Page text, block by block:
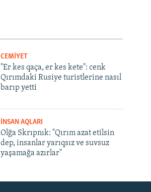
CEMİYET
"Er kes qaça, er kes kete": cenk
Qırımdaki Rusiye turistlerine nasıl
barıp yetti
İNSAN AQLARI
Olğa Skrıpnık: "Qırım azat etilsin
dep, insanlar yarıqsız ve suvsuz
yaşamağa azırlar"